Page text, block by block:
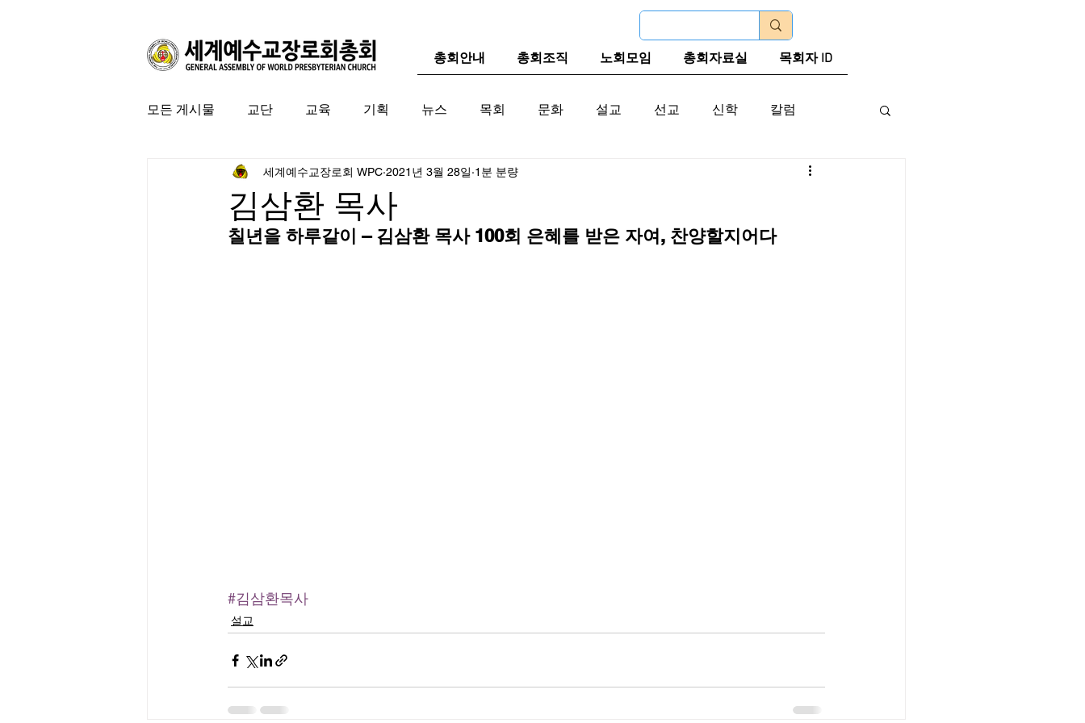
총회안내 총회조직 노회모임 총회자료실 목회자 ID
모든 게시물 교단 교육 기획 뉴스 목회 문화 설교 선교 신학 칼럼
특집 미국 교계 한국 교계 교단역사
김삼환 목사
세계예수교장로회 WPC 2021년 3월 28일 1분 분량
칠년을 하루같이 – 김삼환 목사 100회 은혜를 받은 자여, 찬양할지어다
#김삼환목사
설교